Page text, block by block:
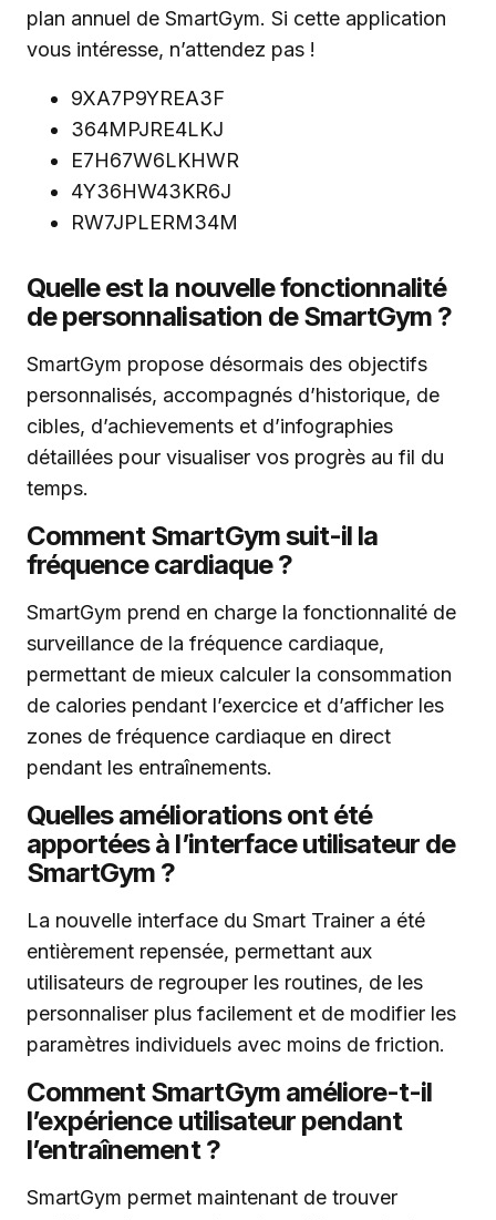
plan annuel de SmartGym. Si cette application
vous intéresse, n’attendez pas !
9XA7P9YREA3F
364MPJRE4LKJ
E7H67W6LKHWR
4Y36HW43KR6J
RW7JPLERM34M
Quelle est la nouvelle fonctionnalité
de personnalisation de SmartGym ?
SmartGym propose désormais des objectifs
personnalisés, accompagnés d’historique, de
cibles, d’achievements et d’infographies
détaillées pour visualiser vos progrès au fil du
temps.
Comment SmartGym suit-il la
fréquence cardiaque ?
SmartGym prend en charge la fonctionnalité de
surveillance de la fréquence cardiaque,
permettant de mieux calculer la consommation
de calories pendant l’exercice et d’afficher les
zones de fréquence cardiaque en direct
pendant les entraînements.
Quelles améliorations ont été
apportées à l’interface utilisateur de
SmartGym ?
La nouvelle interface du Smart Trainer a été
entièrement repensée, permettant aux
utilisateurs de regrouper les routines, de les
personnaliser plus facilement et de modifier les
paramètres individuels avec moins de friction.
Comment SmartGym améliore-t-il
l’expérience utilisateur pendant
l’entraînement ?
SmartGym permet maintenant de trouver